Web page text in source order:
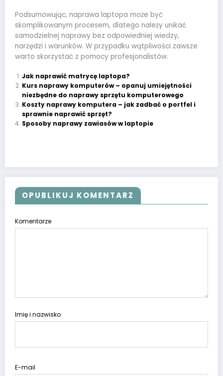
Podsumowując, naprawa laptopa może być
skomplikowanym procesem, dlatego należy unikać
samodzielnej naprawy bez odpowiedniej wiedzy,
narzędzi i warunków. W przypadku wątpliwości zawsze
warto skorzystać z pomocy profesjonalistów.
Jak naprawić matrycę laptopa?
Kurs naprawy komputerów – opanuj umiejętności
niezbędne do naprawy sprzętu komputerowego
Koszty naprawy komputera – jak zadbać o portfel i
sprawnie naprawić sprzęt?
Sposoby naprawy zawiasów w laptopie
OPUBLIKUJ KOMENTARZ
Komentarze
Imię i nazwisko
E-mail